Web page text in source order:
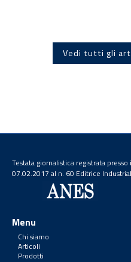
Vedi tutti gli
Testata giornalistica registrata
07.02.2017 al n. 60 Editrice
Menu
Chi siamo
Articoli
Prodotti